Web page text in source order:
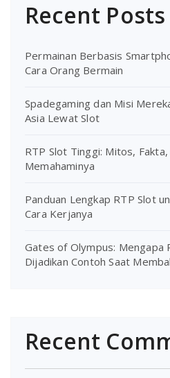
Recent Posts
Permainan Berbasis
Cara Orang Bermain
Spadegaming dan Misi
Asia Lewat Slot
RTP Slot Tinggi: Mitos, Fakta,
Memahaminya
Panduan Lengkap RTP Slot
Cara Kerjanya
Gates of Olympus: Mengapa
Dijadikan Contoh Saat
Recent